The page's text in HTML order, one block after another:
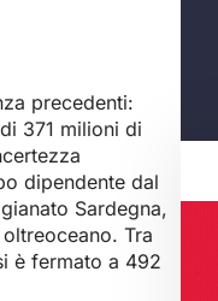
precedenti:
371 milioni di
dipendente dal
Sardegna,
Tra
è fermato a 492